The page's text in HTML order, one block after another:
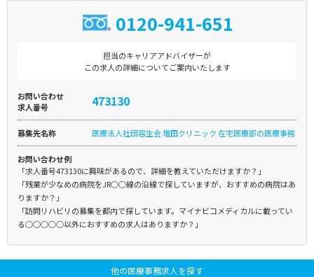
0120-941-651
担当のキャリアアドバイザーが
この求人の詳細についてご案内いたします
お問い合わせ
求人番号
473130
募集先名称 医療法人社団容生会 増田クリニック 在宅医療部の医療事務
お問い合わせ例
「求人番号473130に興味があるので、詳細を教えていただけますか？」
「残業が少なめの病院をJR○○線の沿線で探していますが、おすすめの病院はあ
りますか？」
「訪問リハビリの募集を都内で探しています。マイナビコメディカルに載ってい
る○○○○○以外におすすめの求人はありますか？」
他の医療事務求人を探す